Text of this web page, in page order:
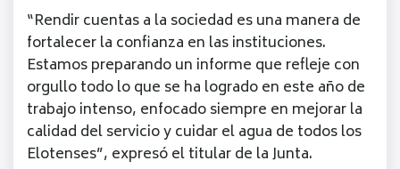
“Rendir cuentas a la sociedad es una manera de
fortalecer la confianza en las instituciones.
Estamos preparando un informe que refleje con
orgullo todo lo que se ha logrado en este año de
trabajo intenso, enfocado siempre en mejorar la
calidad del servicio y cuidar el agua de todos los
Elotenses”, expresó el titular de la Junta.